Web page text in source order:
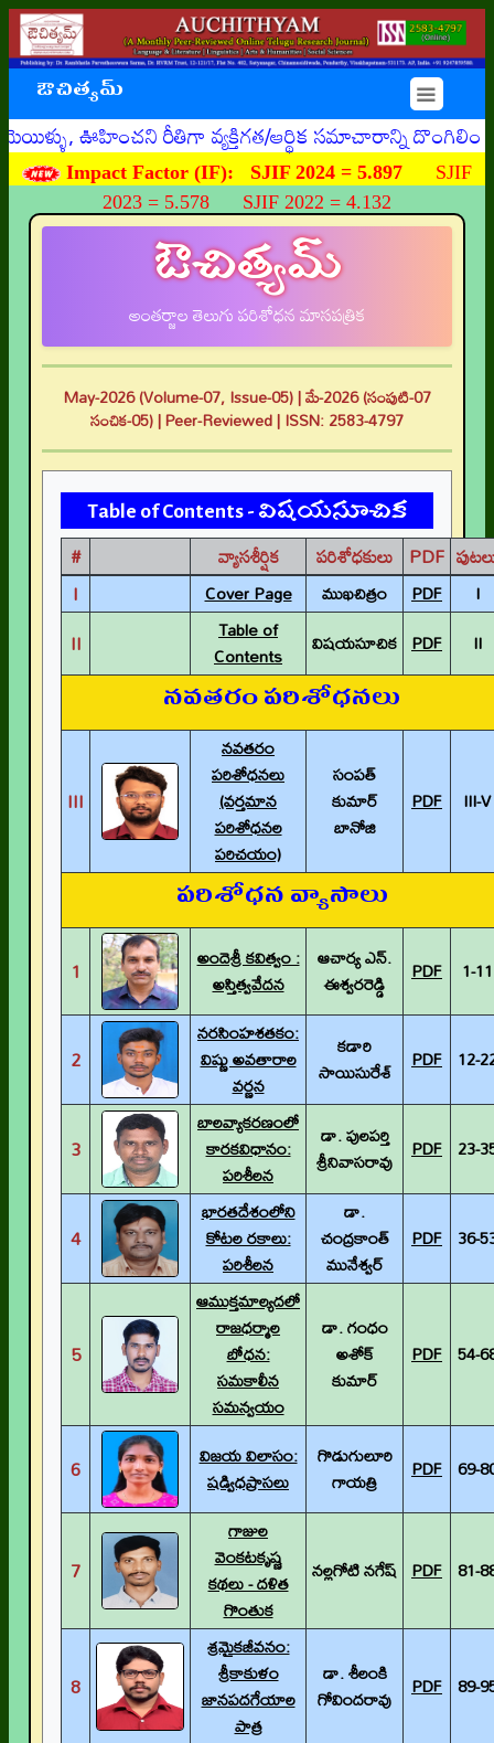
ఔచిత్యమ్ ☰
రీతిగా వ్యక్తిగత/ఆర్థిక సమాచారాన్ని దొంగిలించే
Impact Factor (IF): SJIF 2024 = 5.897 SJIF
2023 = 5.578 SJIF 2022 = 4.132
ఔచిత్యమ్
అంతర్జాల తెలుగు పరిశోధన మాసపత్రిక
May-2026 (Volume-07, Issue-05) | మే-2026 (సంపుటి-07
సంచిక-05) | Peer-Reviewed | ISSN: 2583-4797
Table of Contents - విషయసూచిక
# వ్యాసశీర్షిక పరిశోధకులు PDF
I
Cover Page ముఖచిత్రం PDF I
II
Table of
Contents
విషయసూచిక PDF II
నవతరం పరిశోధనలు
III
నవతరం
పరిశోధనలు
(వర్తమాన
పరిశోధనల
పరిచయం)
సంపత్
కుమార్
బానోజి
PDF III-V
పరిశోధన వ్యాసాలు
1
అందెశ్రీ కవిత్వం :
అస్తిత్వవేదన
ఆచార్య ఎన్.
ఈశ్వరరెడ్డి
PDF 1-11
2
నరసింహశతకం:
విష్ణు అవతారాల
వర్ణన
కడారి
సాయిసురేశ్
PDF 12-
3
బాలవ్యాకరణంలో
కారకవిధానం:
పరిశీలన
డా. పులపర్తి
శ్రీనివాసరావు PDF 23-
4
భారతదేశంలోని
కోటల రకాలు:
పరిశీలన
డా.
చంద్రకాంత్
మునేశ్వర్
PDF 36-
5
ఆముక్తమాల్యదలో
రాజధర్మాల
బోధన:
సమకాలీన
సమన్వయం
డా. గంధం
అశోక్
కుమార్
PDF 54-
6
విజయ విలాసం:
షడ్విధప్రాసలు
గొడుగులూరి
గాయత్రి
PDF 69-
7
గాజుల
వెంకటకృష్ణ
కథలు - దళిత
గొంతుక
నల్లగోటి నగేష్ PDF 81-
8
శ్రమైకజీవనం:
శ్రీకాకుళం
జానపదగేయాల
పాత్ర
డా. శీలంకి
గోవిందరావు
PDF 89-